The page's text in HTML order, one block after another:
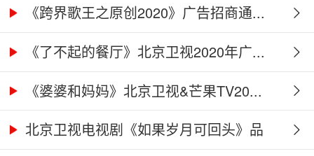
《跨界歌王之原创2020》广告招商通...
《了不起的餐厅》北京卫视2020年广...
《婆婆和妈妈》北京卫视&芒果TV20...
北京卫视电视剧《如果岁月可回头》品